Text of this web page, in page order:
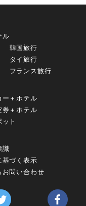
ル
韓国旅行
タイ旅行
フランス旅行
ー＋ホテル
券＋ホテル
ト
識
基づく表示
お問い合わせ